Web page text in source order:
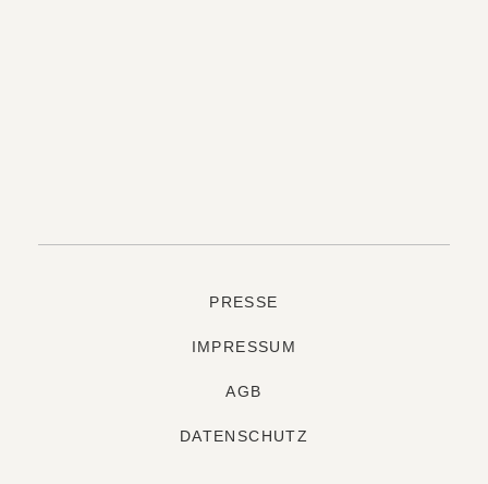
PRESSE
IMPRESSUM
AGB
DATENSCHUTZ